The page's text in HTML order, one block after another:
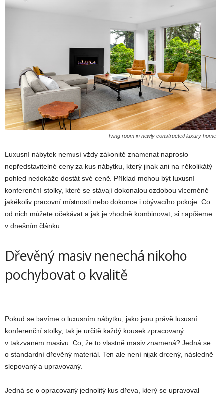
living room in newly constructed luxury home
Luxusní nábytek nemusí vždy zákonitě znamenat naprosto
nepředstavitelné ceny za kus nábytku, který jinak ani na několikátý
pohled nedokáže dostát své ceně. Příklad mohou být luxusní
konferenční stolky, které se stávají dokonalou ozdobou víceméně
jakékoliv pracovní místnosti nebo dokonce i obývacího pokoje. Co
od nich můžete očekávat a jak je vhodně kombinovat, si napíšeme
v dnešním článku.
Dřevěný masiv nenechá nikoho
pochybovat o kvalitě
Pokud se bavíme o luxusním nábytku, jako jsou právě luxusní
konferenční stolky, tak je určitě každý kousek zpracovaný
v takzvaném masivu. Co, že to vlastně masiv znamená? Jedná se
o standardní dřevěný materiál. Ten ale není nijak drcený, následně
slepovaný a upravovaný.
Jedná se o opracovaný jednolitý kus dřeva, který se upravoval